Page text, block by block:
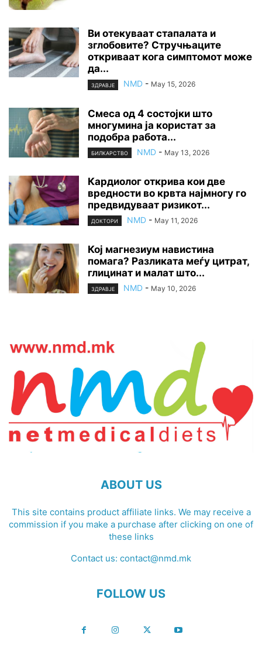
Ви отекуваат стапалата и
зглобовите? Стручњаците
откриваат кога симптомот може
да...
ЗДРАВЈЕ NMD - May 15, 2026
Смеса од 4 состојки што
многумина ја користат за
подобра работа...
БИЛКАРСТВО NMD - May 13, 2026
Кардиолог открива кои две
вредности во крвта најмногу го
предвидуваат ризикот...
ДОКТОРИ NMD - May 11, 2026
Кој магнезиум навистина
помага? Разликата меѓу цитрат,
глицинат и малат што...
ЗДРАВЈЕ NMD - May 10, 2026
ABOUT US
This site contains product affiliate links. We may receive a
commission if you make a purchase after clicking on one of
these links
Contact us: contact@nmd.mk
FOLLOW US